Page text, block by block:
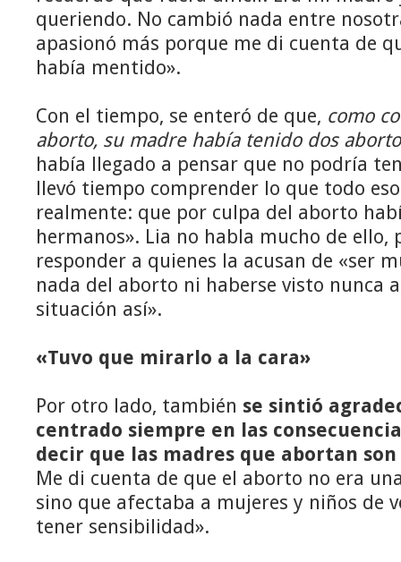
queriendo. No cambió nada entre
apasionó más porque me di cuenta de
había mentido».
Con el tiempo, se enteró de que, como
aborto, su madre había tenido dos
había llegado a pensar que no podría
llevó tiempo comprender lo que todo
realmente: que por culpa del aborto
hermanos». Lia no habla mucho de
responder a quienes la acusan de «ser
nada del aborto ni haberse visto nunca
situación así».
«Tuvo que mirarlo a la cara»
Por otro lado, también se sintió
centrado siempre en las
decir que las madres que abortan son
Me di cuenta de que el aborto no era
sino que afectaba a mujeres y niños de
tener sensibilidad».